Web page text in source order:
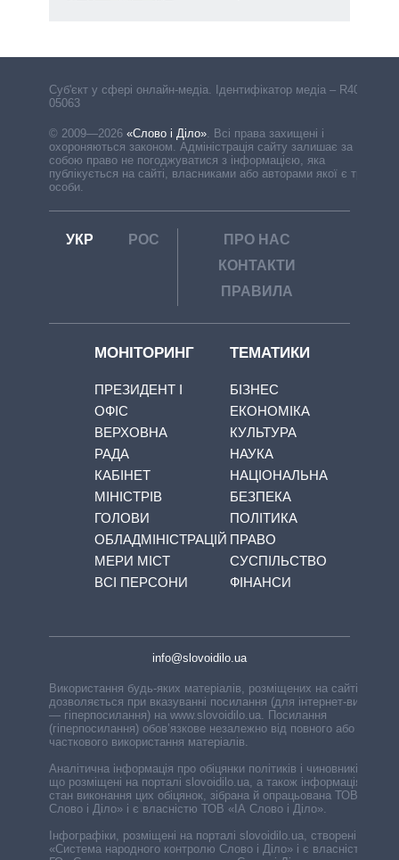
Cуб'єкт у сфері онлайн-медіа. Ідентифікатор медіа – R40-
05063
© 2009—2026 «Слово і Діло» Всі права захищені і
охороняються законом. Адміністрація сайту залишає за
собою право не погоджуватися з інформацією, яка
публікується на сайті, власниками або авторами якої є треті
особи.
УКР РОС
ПРО НАС
КОНТАКТИ
ПРАВИЛА
МОНІТОРИНГ
ПРЕЗИДЕНТ І
ОФІС
ВЕРХОВНА
РАДА
КАБІНЕТ
МІНІСТРІВ
ГОЛОВИ
ОБЛАДМІНІСТРАЦІЙ
МЕРИ МІСТ
ВСІ ПЕРСОНИ
ТЕМАТИКИ
БІЗНЕС
ЕКОНОМІКА
КУЛЬТУРА
НАУКА
НАЦІОНАЛЬНА
БЕЗПЕКА
ПОЛІТИКА
ПРАВО
СУСПІЛЬСТВО
ФІНАНСИ
info@slovoidilo.ua
Використання будь-яких матеріалів, розміщених на сайті,
дозволяється при вказуванні посилання (для інтернет-видань
— гіперпосилання) на www.slovoidilo.ua. Посилання
(гіперпосилання) обов’язкове незалежно від повного або
часткового використання матеріалів.
Аналітична інформація про обіцянки політиків і чиновників,
що розміщені на порталі slovoidilo.ua, а також інформація про
стан виконання цих обіцянок, зібрана й опрацьована ТОВ «ІА
Слово і Діло» і є власністю ТОВ «ІА Слово і Діло».
Інфографіки, розміщені на порталі slovoidilo.ua, створені ГО
«Система народного контролю Слово і Діло» і є власністю